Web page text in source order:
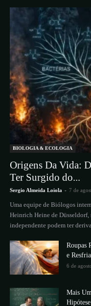
BIOLOGIA & ECOLOGIA
Origens Da Vida:
Ter Surgido do...
Sergio Almeida Loiola - 7 de
Uma equipe de Biólogos
Heinrich Heine de Düsseldorf,
independente podem ter
Roupas
e
6 de
Mais